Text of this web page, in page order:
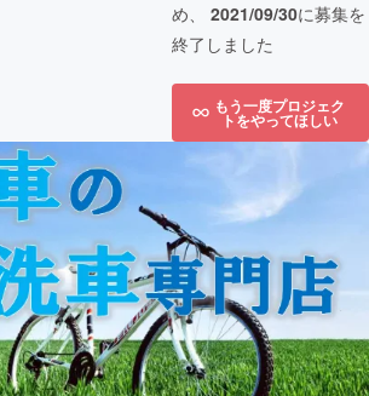
め、 2021/09/30に募集を
終了しました
もう一度プロジェク
トをやってほしい